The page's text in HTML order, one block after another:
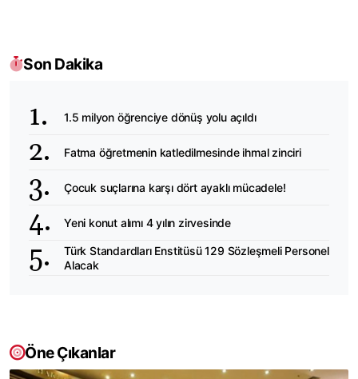
Son Dakika
1.5 milyon öğrenciye dönüş yolu açıldı
Fatma öğretmenin katledilmesinde ihmal zinciri
Çocuk suçlarına karşı dört ayaklı mücadele!
Yeni konut alımı 4 yılın zirvesinde
Türk Standardları Enstitüsü 129 Sözleşmeli Personel
Alacak
Öne Çıkanlar